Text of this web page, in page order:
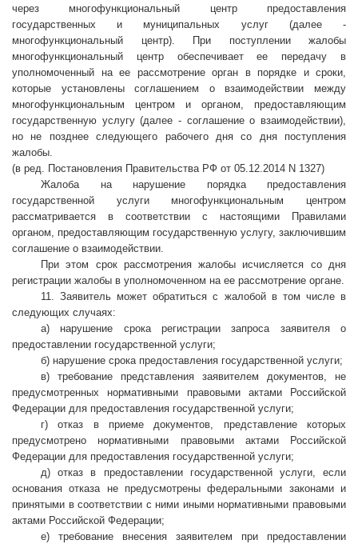
через многофункциональный центр предоставления
государственных и муниципальных услуг (далее -
многофункциональный центр). При поступлении жалобы
многофункциональный центр обеспечивает ее передачу в
уполномоченный на ее рассмотрение орган в порядке и сроки,
которые установлены соглашением о взаимодействии между
многофункциональным центром и органом, предоставляющим
государственную услугу (далее - соглашение о взаимодействии),
но не позднее следующего рабочего дня со дня поступления
жалобы.
(в ред. Постановления Правительства РФ от 05.12.2014 N 1327)
Жалоба на нарушение порядка предоставления
государственной услуги многофункциональным центром
рассматривается в соответствии с настоящими Правилами
органом, предоставляющим государственную услугу, заключившим
соглашение о взаимодействии.
При этом срок рассмотрения жалобы исчисляется со дня
регистрации жалобы в уполномоченном на ее рассмотрение органе.
11. Заявитель может обратиться с жалобой в том числе в
следующих случаях:
а) нарушение срока регистрации запроса заявителя о
предоставлении государственной услуги;
б) нарушение срока предоставления государственной услуги;
в) требование представления заявителем документов, не
предусмотренных нормативными правовыми актами Российской
Федерации для предоставления государственной услуги;
г) отказ в приеме документов, представление которых
предусмотрено нормативными правовыми актами Российской
Федерации для предоставления государственной услуги;
д) отказ в предоставлении государственной услуги, если
основания отказа не предусмотрены федеральными законами и
принятыми в соответствии с ними иными нормативными правовыми
актами Российской Федерации;
е) требование внесения заявителем при предоставлении